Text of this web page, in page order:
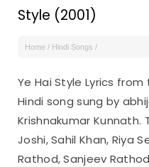
Songs
Lyrics
Style (2001)
Home / Hindi Songs /
Ye Hai Style Lyrics
Hindi song sung by
Krishnakumar Kunnath.
Joshi, Sahil Khan, Riya
Rathod, Sanjeev